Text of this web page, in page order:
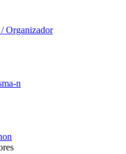
/ Organizador
n